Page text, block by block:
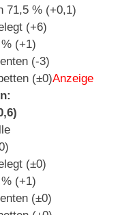
71,5 % (+0,1)
(+6)
(+1)
(-3)
(±0)Anzeige
(±0)
(+1)
(±0)